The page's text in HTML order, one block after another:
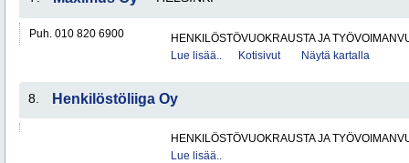
Puh. 010 820 6900
HENKILÖSTÖVUOKRAUSTA JA
Lue lisää..
Kotisivut Näytä kartalla
8. Henkilöstöliiga Oy
HENKILÖSTÖVUOKRAUSTA JA
Lue lisää..